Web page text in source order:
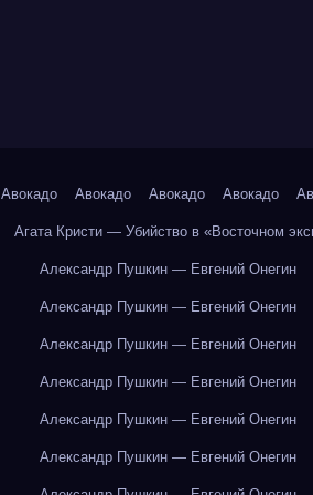
Авокадо Авокадо Авокадо Авокадо
Агата Кристи — Убийство в «Восточном
Александр Пушкин — Евгений Онегин
Александр Пушкин — Евгений Онегин
Александр Пушкин — Евгений Онегин
Александр Пушкин — Евгений Онегин
Александр Пушкин — Евгений Онегин
Александр Пушкин — Евгений Онегин